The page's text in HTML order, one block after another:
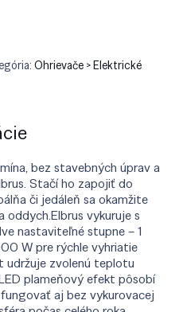
Ohrievače > Elektrické
bez stavebných úprav a
Stačí ho zapojiť do
či jedáleň sa okamžite
oddych.Elbrus vykuruje s
nastaviteľné stupne – 1
W pre rýchle vyhriatie
zvolenú teplotu
plameňový efekt pôsobí
aj bez vykurovacej